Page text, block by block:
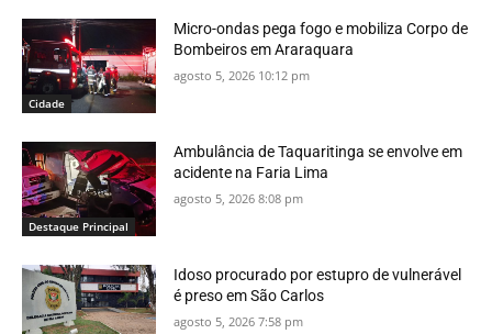
Cidade
Micro-ondas pega fogo e mobiliza Corpo de
Bombeiros em Araraquara
agosto 5, 2026 10:12 pm
Destaque Principal
Ambulância de Taquaritinga se envolve em
acidente na Faria Lima
agosto 5, 2026 8:08 pm
Idoso procurado por estupro de vulnerável
é preso em São Carlos
agosto 5, 2026 7:58 pm